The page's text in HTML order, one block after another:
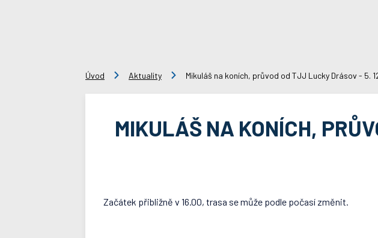
Úvod Aktuality Mikuláš na koních, průvod od TJJ Lucky Drásov - 5.
MIKULÁŠ NA KONÍCH,
Začátek přibližně v 16.00, trasa se může podle počasí změnit.